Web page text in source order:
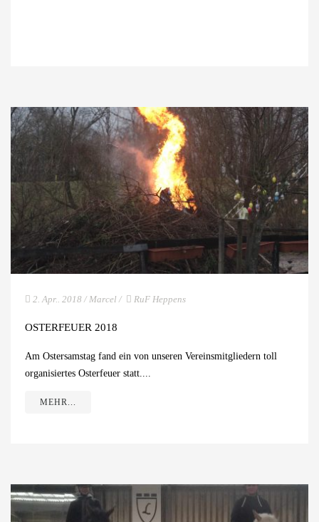
2. Apr.. 2018 /Marcel / RuF Heppens
OSTERFEUER 2018
Am Ostersamstag fand ein von unseren Vereinsmitgliedern toll
organisiertes Osterfeuer statt....
MEHR...